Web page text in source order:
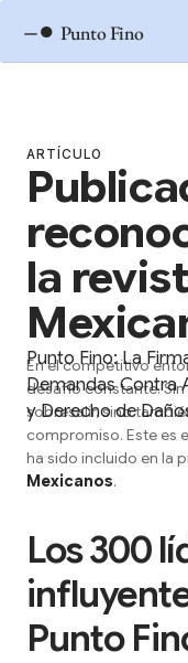
–● Punto Fino
ARTÍCULO
la
Punto Fino: La
Demandas Contra
y Derecho de
En el competitivo
desafío constante.
sobresalir, sino
compromiso. Este es
ha sido incluido en la
Mexicanos.
Los 300
Punto